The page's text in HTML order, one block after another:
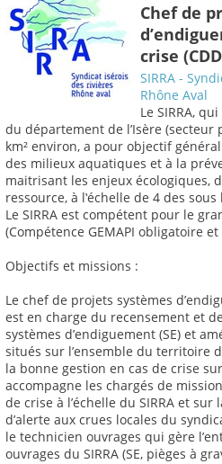
Chef de
crise
SIRRA -
Rhône Aval
Le SIRRA,
du département de l’Isère
km² environ, a pour objectif
des milieux aquatiques et à la
maitrisant les enjeux écologiques,
ressource, à l‛échelle de 4 des
Le SIRRA est compétent pour le
(Compétence GEMAPI obligatoire
Objectifs et missions :
Le chef de projets systèmes
est en charge du recensement et
systèmes d’endiguement (SE) et
situés sur l’ensemble du territoire
la bonne gestion en cas de crise
accompagne les chargés de
de crise à l’échelle du SIRRA et
d’alerte aux crues locales du
le technicien ouvrages qui gère
ouvrages du SIRRA (SE, pièges à